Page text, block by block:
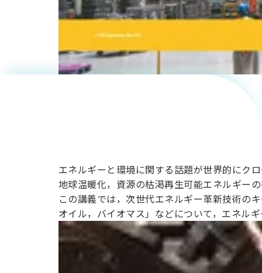
と人々の
暮らしを
ルギー変
換技術
エネルギーと環境に関する話題が世界的にク
地球温暖化，資源の枯渇再生可能エネルギー
この講義では，次世代エネルギー革新技術の
オイル，バイオマス」などについて，エネル